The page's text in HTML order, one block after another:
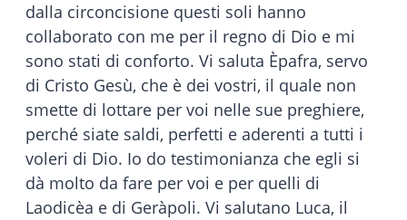
dalla circoncisione questi soli hanno
collaborato con me per il regno di Dio e mi
sono stati di conforto. Vi saluta Èpafra, servo
di Cristo Gesù, che è dei vostri, il quale non
smette di lottare per voi nelle sue preghiere,
perché siate saldi, perfetti e aderenti a tutti i
voleri di Dio. Io do testimonianza che egli si
dà molto da fare per voi e per quelli di
Laodicèa e di Geràpoli. Vi salutano Luca, il